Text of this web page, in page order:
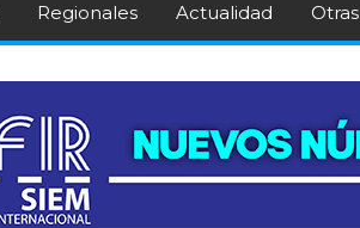
Regionales Actualidad Otras